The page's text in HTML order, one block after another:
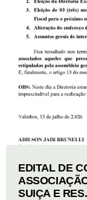
EDITAL DE
SUIÇA E